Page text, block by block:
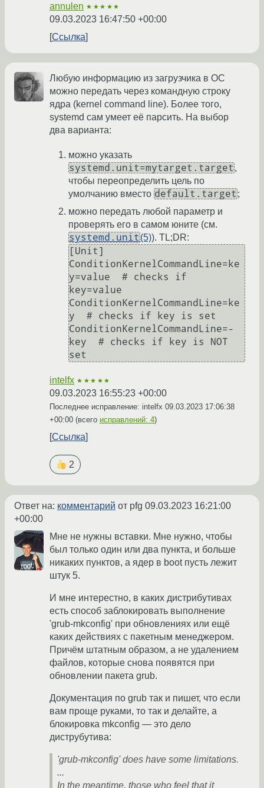
annulen ★★★★★
09.03.2023 16:47:50 +00:00
Ссылка
Любую информацию из загрузчика в ОС
можно передать через командную строку
ядра (kernel command line). Более того,
systemd сам умеет её парсить. На выбор
два варианта:
можно указать
systemd.unit=mytarget.target ,
чтобы переопределить цель по
умолчанию вместо default.target ;
можно передать любой параметр и
проверять его в самом юните (см.
systemd.unit (5)). TL;DR:
[Unit]
ConditionKernelCommandLine=ke
y=value  # checks if
key=value
ConditionKernelCommandLine=ke
y  # checks if key is set
ConditionKernelCommandLine=-
key  # checks if key is NOT
intelfx ★★★★★
09.03.2023 16:55:23 +00:00
Последнее исправление: intelfx 09.03.2023 17:06:38
+00:00 (всего исправлений: 4)
Ссылка
2
Ответ на: комментарий от pfg 09.03.2023 16:21:00
+00:00
Мне не нужны вставки. Мне нужно, чтобы
был только один или два пункта, и больше
никаких пунктов, а ядер в boot пусть лежит
штук 5.
И мне интерестно, в каких дистрибутивах
есть способ заблокировать выполнение
'grub-mkconfig' при обновлениях или ещё
каких действиях с пакетным менеджером.
Причём штатным образом, а не удалением
файлов, которые снова появятся при
обновлении пакета grub.
Документация по grub так и пишет, что если
вам проще руками, то так и делайте, а
блокировка mkconfig — это дело
диструбутива:
'grub-mkconfig' does have some limitations.
...
In the meantime, those who feel that it